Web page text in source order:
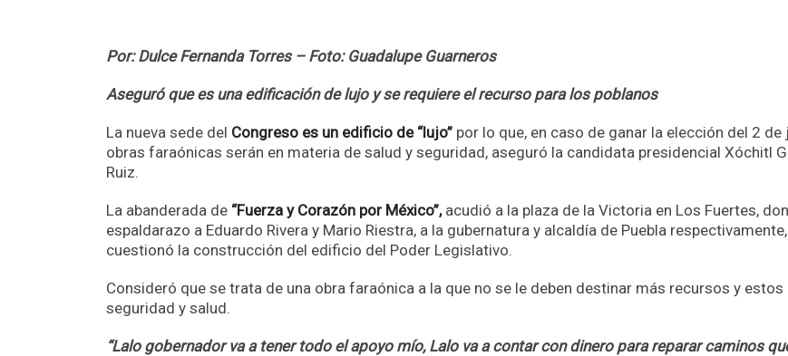
Por: Dulce Fernanda Torres – Foto: Guadalupe Guarneros
Aseguró que es una edificación de lujo y se requiere el recurso para los poblanos
La nueva sede del Congreso es un edificio de “lujo” por lo que, en caso de ganar la elección del 2 de
obras faraónicas serán en materia de salud y seguridad, aseguró la candidata presidencial Xóchitl
Ruiz.
La abanderada de “Fuerza y Corazón por México”,acudió a la plaza de la Victoria en Los Fuertes,
espaldarazo a Eduardo Rivera y Mario Riestra, a la gubernatura y alcaldía de Puebla
cuestionó la construcción del edificio del Poder Legislativo.
Consideró que se trata de una obra faraónica a la que no se le deben destinar más recursos y estos
seguridad y salud.
“Lalo gobernador va a tener todo el apoyo mío, Lalo va a contar con dinero para reparar caminos